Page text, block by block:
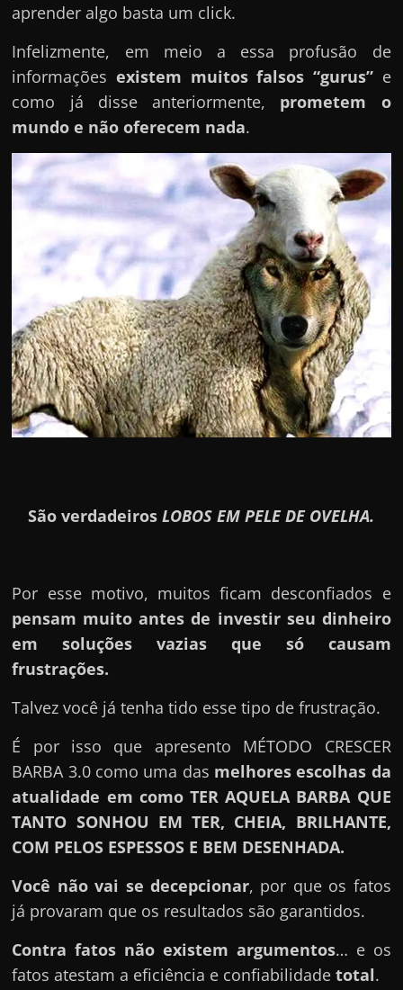
aprender algo basta um click.
Infelizmente, em meio a essa profusão de
informaçõesexistem muitos falsos “gurus”e
como já disse anteriormente, prometem o
mundo e não oferecem nada.
São verdadeirosLOBOS EM PELE DE OVELHA.
Por esse motivo, muitos ficam desconfiados e
pensam muito antes de investir seu dinheiro
em soluções vazias que só causam
frustrações.
Talvez você já tenha tido esse tipo de frustração.
É por isso que apresento MÉTODO CRESCER
BARBA 3.0 como uma das melhores escolhas da
atualidade em como TER AQUELA BARBA QUE
TANTO SONHOU EM TER, CHEIA, BRILHANTE,
COM PELOS ESPESSOS E BEM DESENHADA.
Você não vai se decepcionar, por que os fatos
já provaram que os resultados são garantidos.
Contra fatos não existem argumentos… e os
fatos atestam a eficiência e confiabilidadetotal.